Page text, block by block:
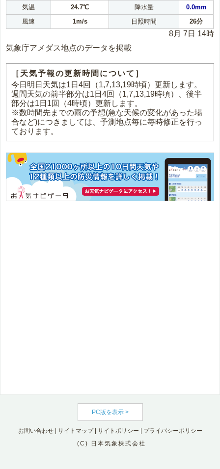
気温 24.7℃ 降水量
0.0mm
風速
1m/s 日照時間 26分
8月 7日 14時
気象庁アメダス地点のデータを掲載
［天気予報の更新時間について］
今日明日天気は1日4回（1,7,13,19時頃）更新します。
週間天気の前半部分は1日4回（1,7,13,19時頃）、後半
部分は1日1回（4時頃）更新します。
※数時間先までの雨の予想(急な天候の変化があった場
合など)につきましては、予測地点毎に毎時修正を行っ
ております。
PC版を表示 >
お問い合わせ| サイトマップ| サイトポリシー
プライバシーポリシー
(C) 日本気象株式会社